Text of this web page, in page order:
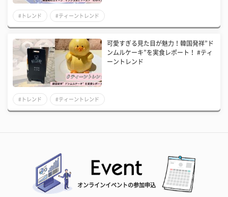
#トレンド #ティーントレンド
可愛すぎる見た目が魅力！韓国発祥”ド
ンムルケーキ”を実食レポート！ #ティ
ーントレンド
#トレンド #ティーントレンド
オンラインイベントの参加申込